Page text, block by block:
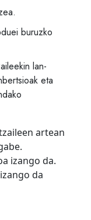
buruzko
lan-
eta
artean
izango da.
da